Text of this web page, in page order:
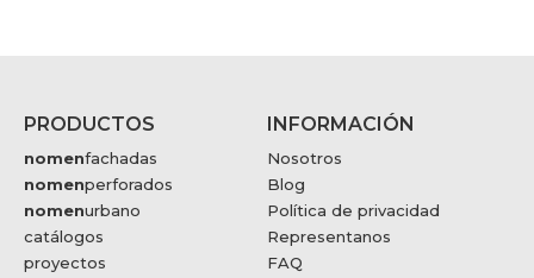
PRODUCTOS
nomenfachadas
nomenperforados
nomenurbano
catálogos
proyectos
INFORMACIÓN
Nosotros
Blog
Política de privacidad
Representanos
FAQ